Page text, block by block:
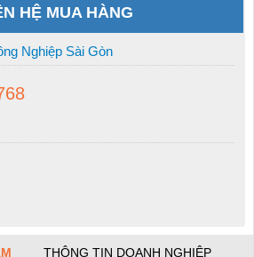
HỆ MUA HÀNG
Nghiệp Sài Gòn
THÔNG TIN DOANH NGHIỆP